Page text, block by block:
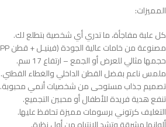
المميزات:
كل علبة مفاجأة، ما تدري أي شخصية بتطلع لك.
مصنوعة من خامات عالية الجودة (فينيـل + قطن PP ناعم).
حجمها مثالي للعرض أو الجمع – ارتفاع 17 سم.
ملمس ناعم بفضل القطن الداخلي والغطاء القطني.
تصميم جذاب مستوحى من شخصيات أنمي محبوبة.
تنفع هدية فريدة للأطفال أو محبين التجميع.
التغليف كرتوني برسومات مميزة تحافظ عليها.